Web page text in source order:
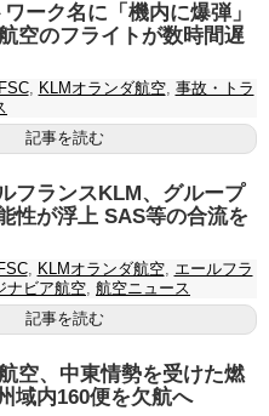
ーク名に「機内に爆弾」
空のフライトが数時間遅
FSC, KLMオランダ航空, 事故・トラ
記事を読む
フランスKLM、グループ
性が浮上 SAS等の合流を
FSC, KLMオランダ航空, エールフラ
ナビア航空, 航空ニュース
記事を読む
空、中東情勢を受けた燃
域内160便を欠航へ